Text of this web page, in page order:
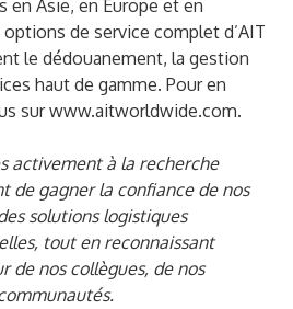
en Asie, en Europe et en
de service complet d’AIT
le dédouanement, la gestion
haut de gamme. Pour en
surwww.aitworldwide.com.
activement à la recherche
de gagner la confiance de nos
solutions logistiques
tout en reconnaissant
de nos collègues, de nos